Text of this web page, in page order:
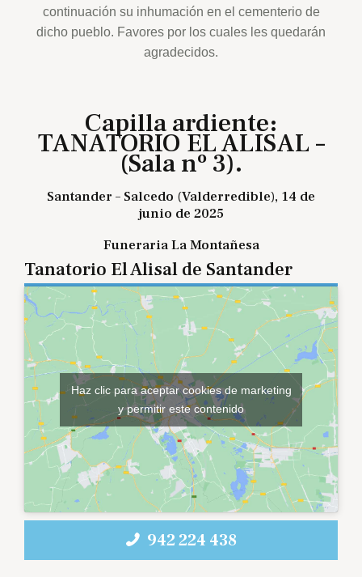
continuación su inhumación en el cementerio de
dicho pueblo. Favores por los cuales les quedarán
agradecidos.
Capilla ardiente:
TANATORIO EL ALISAL –
(Sala nº 3).
Santander – Salcedo (Valderredible), 14 de
junio de 2025
Funeraria La Montañesa
Tanatorio El Alisal de Santander
Haz clic para aceptar cookies de marketing
y permitir este contenido
942 224 438